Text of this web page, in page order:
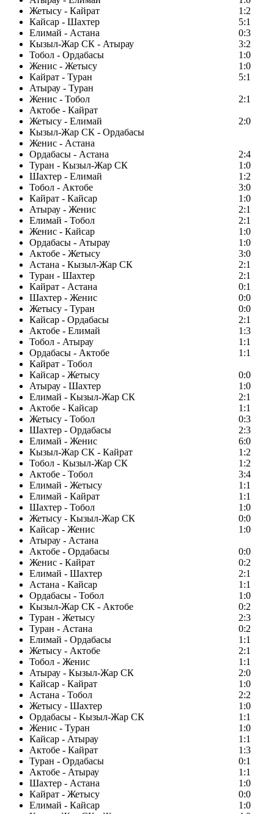
Жетысу - Кайрат
1:2
Кайсар - Шахтер
5:1
Елимай - Астана
0:3
Кызыл-Жар СК - Атырау
3:2
Тобол - Ордабасы
1:0
Женис - Жетысу
1:0
Кайрат - Туран
5:1
Атырау - Туран
Женис - Тобол
2:1
Актобе - Кайрат
Жетысу - Елимай
2:0
Кызыл-Жар СК - Ордабасы
Женис - Астана
Ордабасы - Астана
2:4
Туран - Кызыл-Жар СК
1:0
Шахтер - Елимай
1:2
Тобол - Актобе
3:0
Кайрат - Кайсар
1:0
Атырау - Женис
2:1
Елимай - Тобол
2:1
Женис - Кайсар
1:0
Ордабасы - Атырау
1:0
Актобе - Жетысу
3:0
Астана - Кызыл-Жар СК
2:1
Туран - Шахтер
2:1
Кайрат - Астана
0:1
Шахтер - Женис
0:0
Жетысу - Туран
0:0
Кайсар - Ордабасы
2:1
Актобе - Елимай
1:3
Тобол - Атырау
1:1
Ордабасы - Актобе
1:1
Кайрат - Тобол
Кайсар - Жетысу
0:0
Атырау - Шахтер
1:0
Елимай - Кызыл-Жар СК
2:1
Актобе - Кайсар
1:1
Жетысу - Тобол
0:3
Шахтер - Ордабасы
2:3
Елимай - Женис
6:0
Кызыл-Жар СК - Кайрат
1:2
Тобол - Кызыл-Жар СК
1:2
Актобе - Тобол
3:4
Елимай - Жетысу
1:1
Елимай - Кайрат
1:1
Шахтер - Тобол
1:0
Жетысу - Кызыл-Жар СК
0:0
Кайсар - Женис
1:0
Атырау - Астана
Актобе - Ордабасы
0:0
Женис - Кайрат
0:2
Елимай - Шахтер
2:1
Астана - Кайсар
1:1
Ордабасы - Тобол
1:0
Кызыл-Жар СК - Актобе
0:2
Туран - Жетысу
2:3
Туран - Астана
0:2
Елимай - Ордабасы
1:1
Жетысу - Актобе
2:1
Тобол - Женис
1:1
Атырау - Кызыл-Жар СК
2:0
Кайсар - Кайрат
1:0
Астана - Тобол
2:2
Жетысу - Шахтер
1:0
Ордабасы - Кызыл-Жар СК
1:1
Женис - Туран
1:0
Кайсар - Атырау
1:1
Актобе - Кайрат
1:3
Туран - Ордабасы
0:1
Актобе - Атырау
1:1
Шахтер - Астана
1:0
Кайрат - Жетысу
0:0
Елимай - Кайсар
1:0